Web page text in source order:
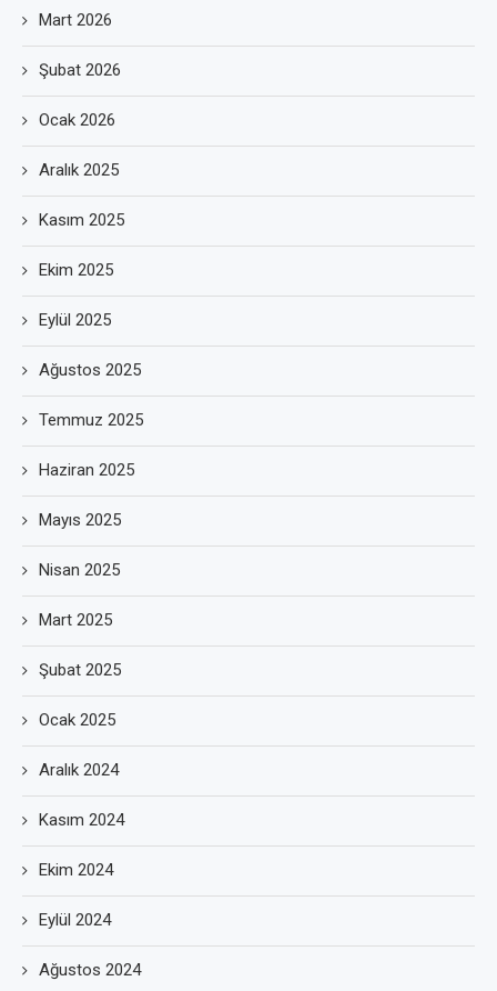
Mart 2026
Şubat 2026
Ocak 2026
Aralık 2025
Kasım 2025
Ekim 2025
Eylül 2025
Ağustos 2025
Temmuz 2025
Haziran 2025
Mayıs 2025
Nisan 2025
Mart 2025
Şubat 2025
Ocak 2025
Aralık 2024
Kasım 2024
Ekim 2024
Eylül 2024
Ağustos 2024